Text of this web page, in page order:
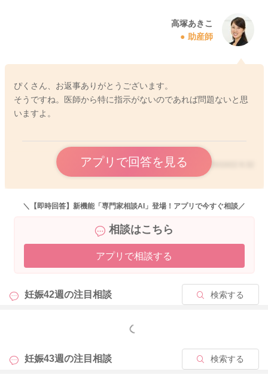
高塚あきこ
助産師
ぴくさん、お返事ありがとうございます。
そうですね。医師から特に指示がないのであれば問題ないと思
いますよ。
アプリで回答を見る 2025/10/22 6:32
＼【即時回答】新機能「専門家相談AI」登場！アプリで今すぐ相談／
相談はこちら
アプリで相談する
妊娠42週の注目相談 検索する
もっと見る
妊娠43週の注目相談 検索する